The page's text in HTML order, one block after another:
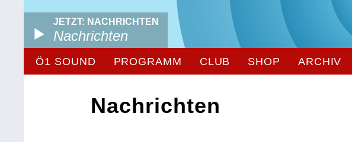
JETZT: NACHRICHTEN
Nachrichten
Ö1 SOUND PROGRAMM CLUB SHOP ARCHIV
Nachrichten